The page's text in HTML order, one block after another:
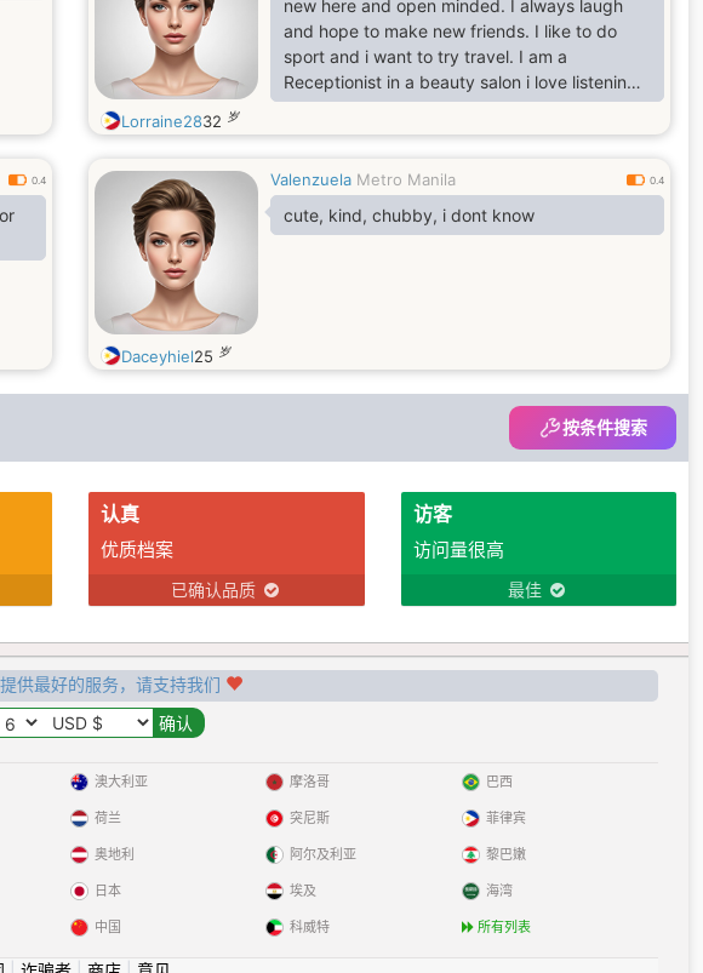
new here and open minded. I always laugh
and hope to make new friends. I like to do
sport and i want to try travel. I am a
Receptionist in a beauty salon i love listening
music i love to cook dancing , if you are
interested its free to send me a message :)
Lorraine2832 岁
0.4 Valenzuela Metro Manila 0.4
cute, kind, chubby, i dont know
Daceyhiel25 岁
按条件搜索
认真
优质档案
已确认品质
访客
访问量很高
最佳
供最好的服务，请支持我们
澳大利亚
荷兰
奥地利
日本
中国
摩洛哥
突尼斯
阿尔及利亚
埃及
科威特
巴西
菲律宾
黎巴嫩
海湾
所有列表